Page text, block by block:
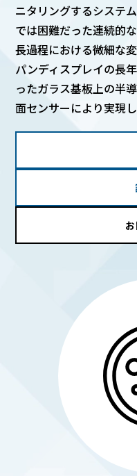
ニタリングするシステ
では困難だった連続的
長過程における微細な
パンディスプレイの長
ったガラス基板上の半
面センサーにより実現し